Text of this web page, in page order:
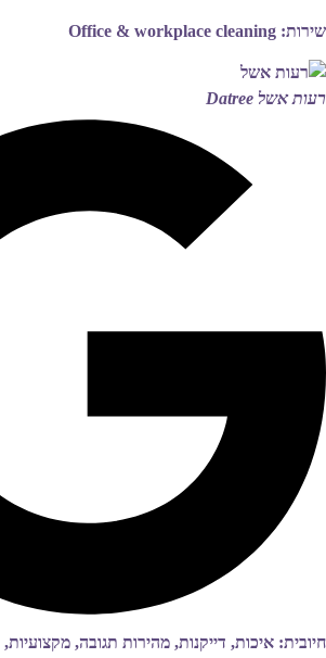
שירות: Office & workplace cleaning
רעות אשל
חיובית: איכות, דייקנות, מהירות תגובה,